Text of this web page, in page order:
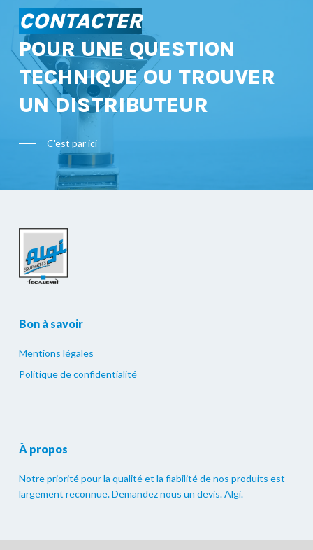
CONTACTER
POUR UNE QUESTION
TECHNIQUE OU TROUVER
UN DISTRIBUTEUR
C'est par ici
Bon à savoir
Mentions légales
Politique de confidentialité
À propos
Notre priorité pour la qualité et la fiabilité de nos produits est
largement reconnue. Demandez nous un devis. Algi.